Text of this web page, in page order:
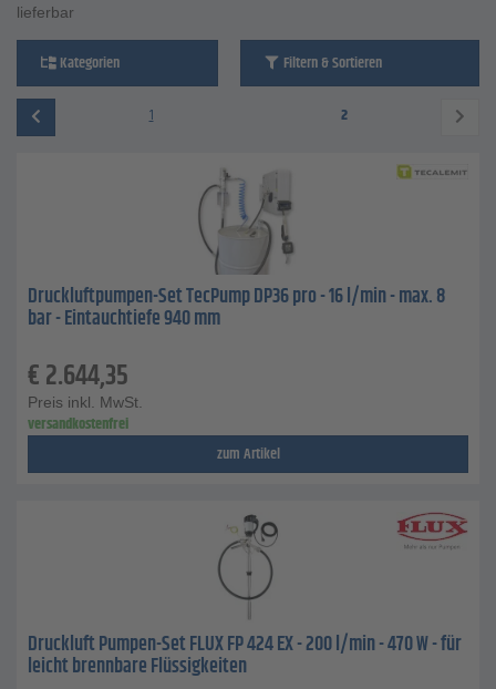
lieferbar
Kategorien Filtern & Sortieren
1 2
Druckluftpumpen-Set TecPump DP36 pro - 16 l/min - max. 8
bar - Eintauchtiefe 940 mm
€2.644,35
Preis inkl. MwSt.
versandkostenfrei
zum Artikel
Druckluft Pumpen-Set FLUX FP 424 EX - 200 l/min - 470 W - für
leicht brennbare Flüssigkeiten